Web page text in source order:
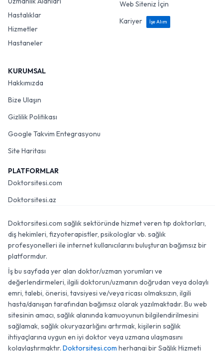
Hastalıklar
Hizmetler
Hastaneler
Web Siteniz İçin
Kariyer
İşe Alım
KURUMSAL
Hakkımızda
Bize Ulaşın
Gizlilik Politikası
Google Takvim Entegrasyonu
Site Haritası
PLATFORMLAR
Doktorsitesi.com
Doktorsitesi.az
Doktorsitesi.com sağlık sektöründe hizmet veren tıp doktorları,
diş hekimleri, fizyoterapistler, psikologlar vb. sağlık
profesyonelleri ile internet kullanıcılarını buluşturan bağımsız bir
platformdur.
İş bu sayfada yer alan doktor/uzman yorumları ve
değerlendirmeleri, ilgili doktorun/uzmanın doğrudan veya dolaylı
emri, talebi, önerisi, tavsiyesi ve/veya ricası olmaksızın, ilgili
hasta/danışan tarafından bağımsız olarak yazılmaktadır. Bu web
sitesinin amacı, sağlık alanında kamuoyunun bilgilendirilmesini
sağlamak, sağlık okuryazarlığını artırmak, kişilerin sağlık
ihtiyaçlarına uygun en iyi doktor veya uzmana ulaşmasını
kolaylaştırmaktır. Doktorsitesi.com herhangi bir Sağlık Hizmeti